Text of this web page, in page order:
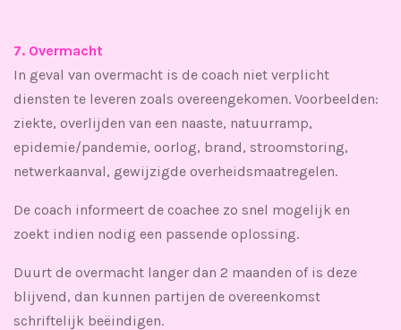
7. Overmacht
In geval van overmacht is de coach niet verplicht
diensten te leveren zoals overeengekomen. Voorbeelden:
ziekte, overlijden van een naaste, natuurramp,
epidemie/pandemie, oorlog, brand, stroomstoring,
netwerkaanval, gewijzigde overheidsmaatregelen.
De coach informeert de coachee zo snel mogelijk en
zoekt indien nodig een passende oplossing.
Duurt de overmacht langer dan 2 maanden of is deze
blijvend, dan kunnen partijen de overeenkomst
schriftelijk beëindigen.